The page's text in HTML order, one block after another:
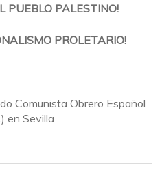
PUEBLO PALESTINO!
PROLETARIO!
Comunista Obrero Español
en Sevilla